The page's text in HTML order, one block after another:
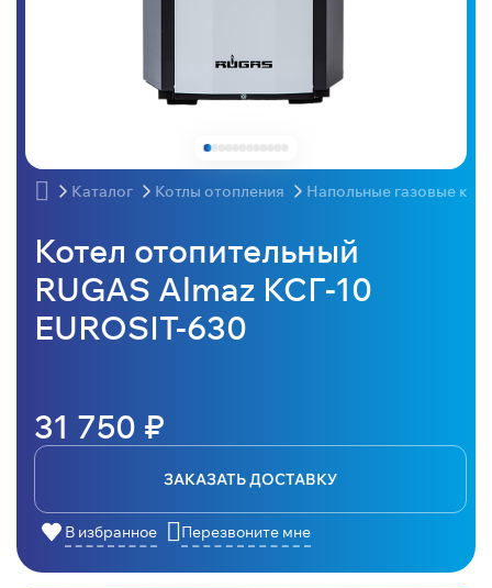
Каталог Котлы отопления Напольные газовые
Котел отопительный
RUGAS Almaz КСГ-10
EUROSIT-630
31 750 ₽
ЗАКАЗАТЬ ДОСТАВКУ
В избранное Перезвоните мне